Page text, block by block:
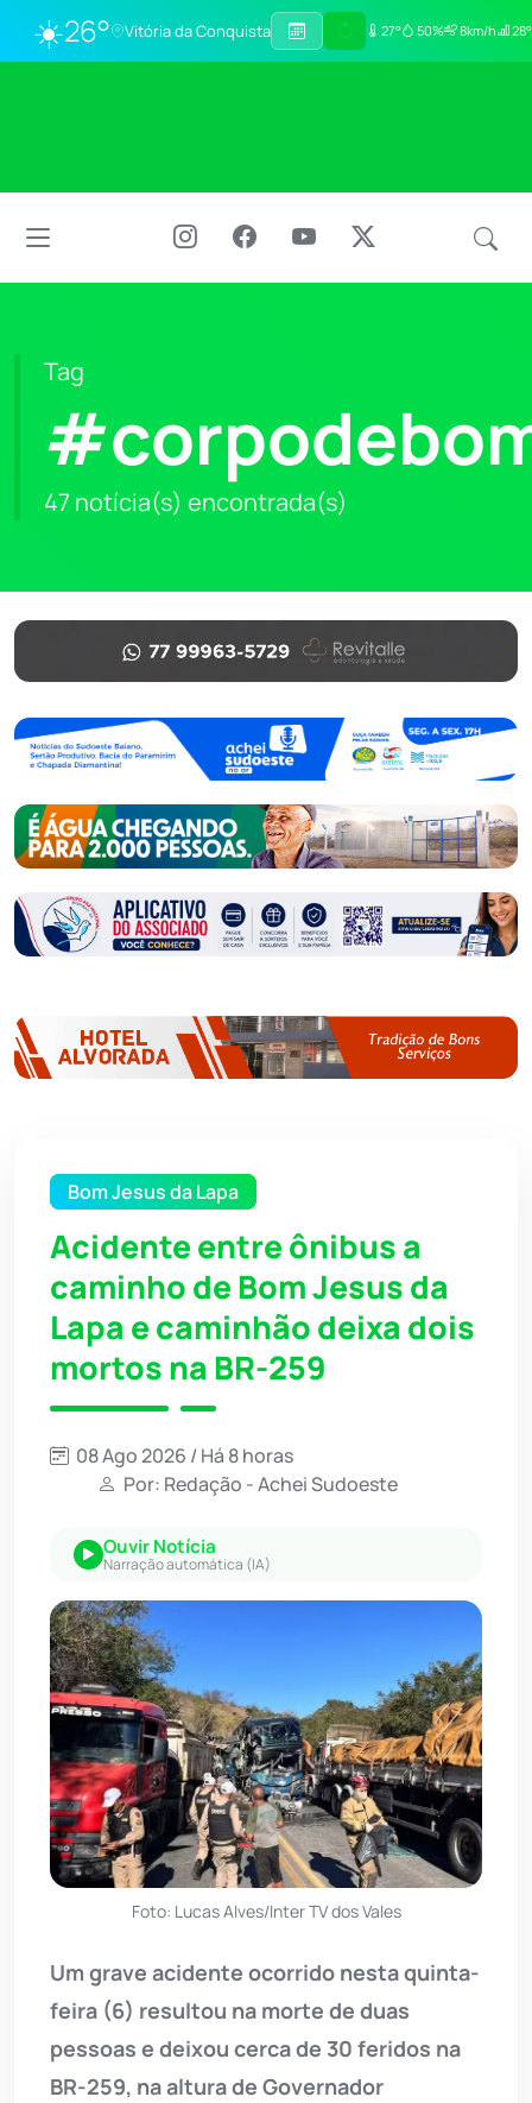
☀️26° Vitória da Conquista 27° 50% 8km/h
Tag
47 notícia(s) encontrada(s)
Bom Jesus da Lapa
Acidente entre ônibus a
caminho de Bom Jesus da
Lapa e caminhão deixa dois
mortos na BR-259
08 Ago 2026 / Há 8 horas
Por: Redação - Achei Sudoeste
Ouvir Notícia
Narração automática (IA)
Foto: Lucas Alves/Inter TV dos Vales
Um grave acidente ocorrido nesta quinta-
feira (6) resultou na morte de duas
pessoas e deixou cerca de 30 feridos na
BR-259, na altura de Governador